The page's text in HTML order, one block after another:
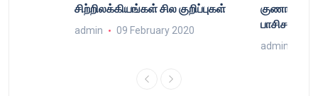
சிற்றிலக்கியங்கள் சில குறிப்புகள்
admin 09 February 2020
குணா :
admin